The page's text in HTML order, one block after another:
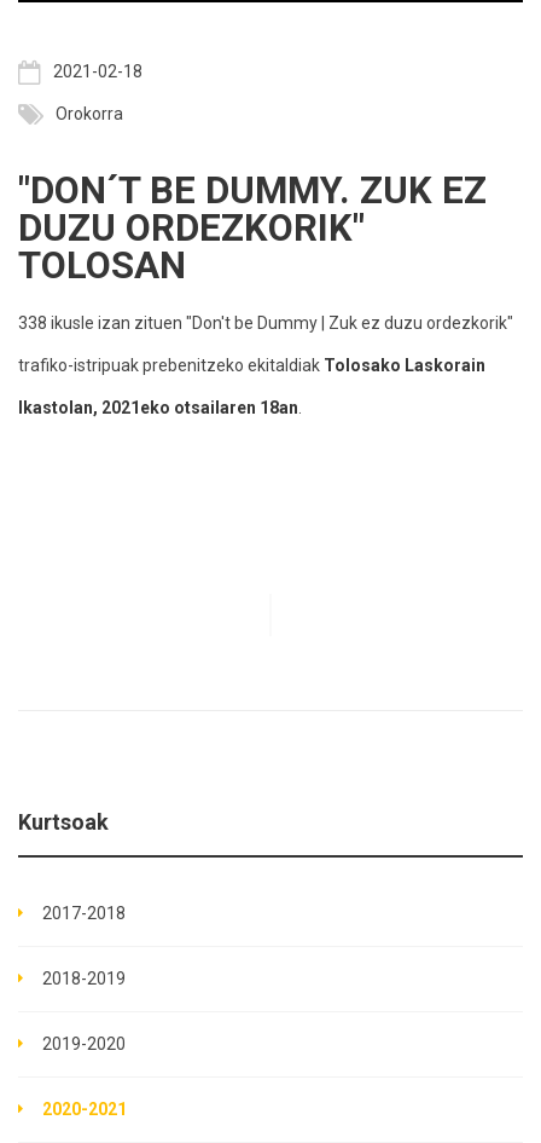
2021-02-18
Orokorra
"DON´T BE DUMMY. ZUK EZ
DUZU ORDEZKORIK"
TOLOSAN
338 ikusle izan zituen "Don't be Dummy | Zuk ez duzu ordezkorik"
trafiko-istripuak prebenitzeko ekitaldiak Tolosako Laskorain
Ikastolan, 2021eko otsailaren 18an
Kurtsoak
2017-2018
2018-2019
2019-2020
2020-2021